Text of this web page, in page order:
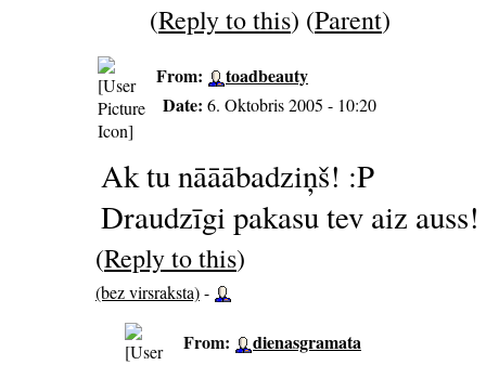
(Reply to this) (Parent)
From:
toadbeauty
Date: 6. Oktobris 2005 - 10:20
Ak tu nāāābadziņš! :P
Draudzīgi pakasu tev aiz auss!
(Reply to this)
(bez virsraksta)-
From:
dienasgramata